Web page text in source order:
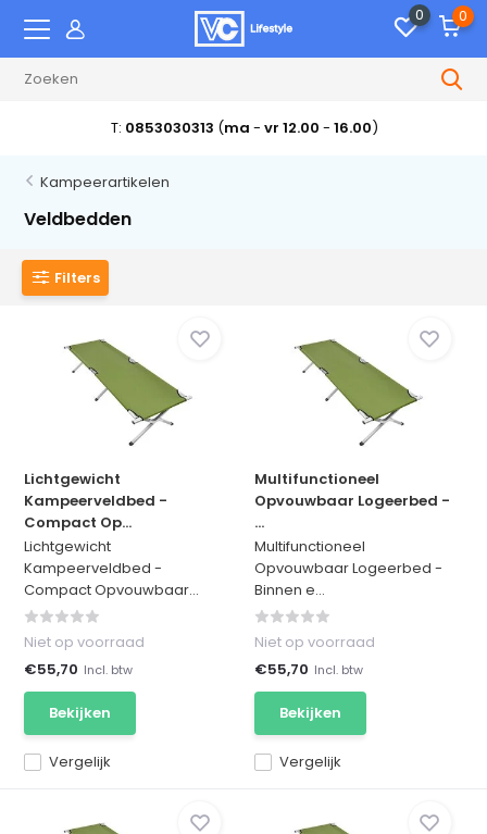
0 0
T: 0853030313 (ma - vr 12.00 - 16.00)
Kampeerartikelen
Veldbedden
Filters
Lichtgewicht
Kampeerveldbed -
Compact Op...
Lichtgewicht
Kampeerveldbed -
Compact Opvouwbaar...
Vergelijk
Niet op voorraad
€55,70 Incl. btw
Bekijken
Multifunctioneel
Opvouwbaar Logeerbed -
...
Multifunctioneel
Opvouwbaar Logeerbed -
Binnen e...
Vergelijk
Niet op voorraad
€55,70 Incl. btw
Bekijken